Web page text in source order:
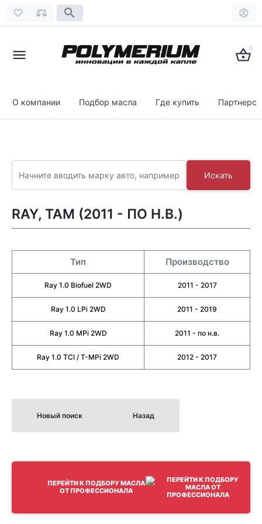
0
О компании Подбор масла Где купить
Искать
RAY, TAM (2011 - ПО Н.В.)
Тип Производство
Ray 1.0 Biofuel 2WD 2011 - 2017
Ray 1.0 LPi 2WD 2011 - 2019
Ray 1.0 MPi 2WD 2011 - по н.в.
Ray 1.0 TCI / T-MPi 2WD 2012 - 2017
Новый поиск Назад
ПЕРЕЙТИ К ПОДБОРУ МАСЛА
ОТ ПРОФЕССИОНАЛА